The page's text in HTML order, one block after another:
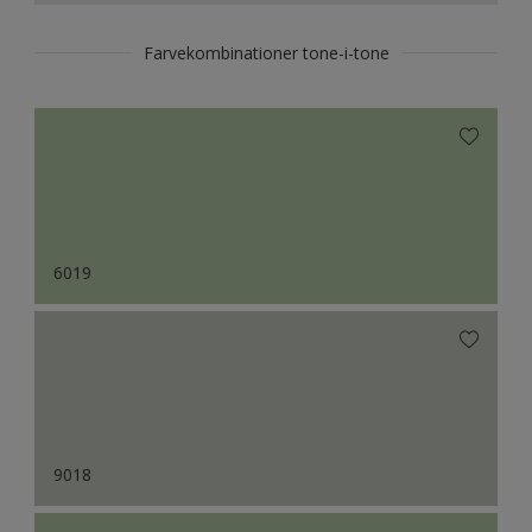
Farvekombinationer tone-i-tone
6019
9018